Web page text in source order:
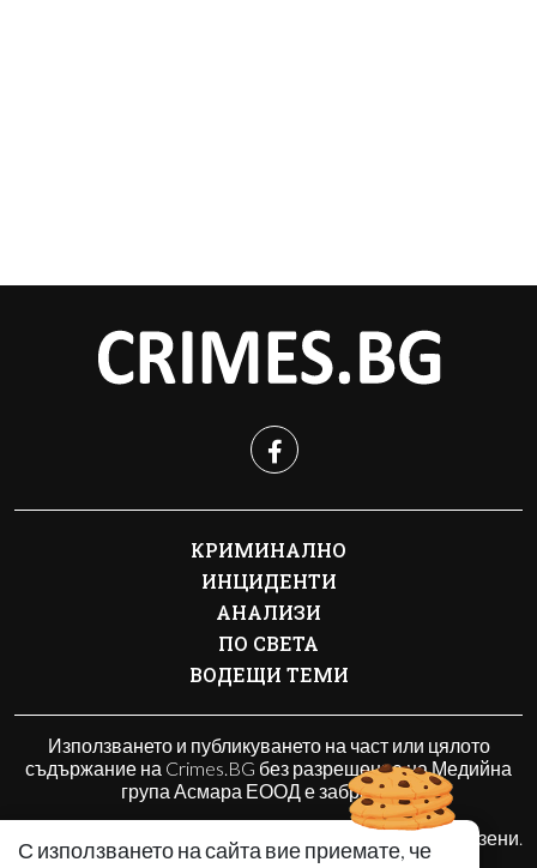
С използването на сайта вие приемате, че
КРИМИНАЛНО
ИНЦИДЕНТИ
АНАЛИЗИ
ПО СВЕТА
ВОДЕЩИ ТЕМИ
Използването и публикуването на част или цялото
съдържание на Crimes.BG без разрешение на Медийна
група Асмара ЕООД е забранено.
© 2010 - 2026 | Crimes.BG. Всички права запазени.